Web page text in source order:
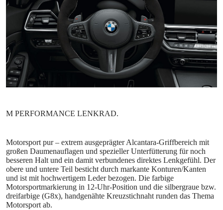
Motorsport pur – extrem ausgeprägter Alcantara-Griffbereich mit
großen Daumenauflagen und spezieller Unterfütterung für noch
besseren Halt und ein damit verbundenes direktes Lenkgefühl. Der
obere und untere Teil besticht durch markante Konturen/Kanten
und ist mit hochwertigem Leder bezogen. Die farbige
Motorsportmarkierung in 12-Uhr-Position und die silbergraue bzw.
dreifarbige (G8x), handgenähte Kreuzstichnaht runden das Thema
Motorsport ab.